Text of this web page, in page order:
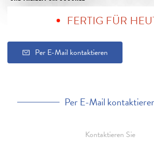
FERTIG FÜR
Per E-Mail kontaktieren
Per E-Mail
Kontaktieren Sie